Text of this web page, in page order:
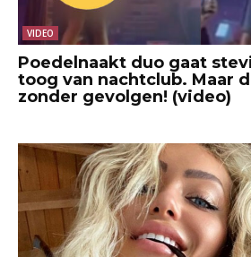
VIDEO
Poedelnaakt duo gaat
toog van nachtclub. Maar
zonder gevolgen! (video)